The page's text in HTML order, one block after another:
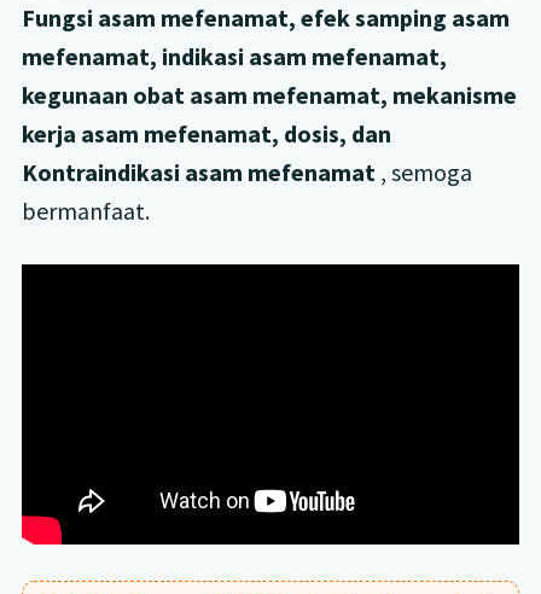
Fungsi asam mefenamat, efek samping asam
mefenamat, indikasi asam mefenamat,
kegunaan obat asam mefenamat, mekanisme
kerja asam mefenamat, dosis, dan
Kontraindikasi asam mefenamat , semoga
bermanfaat.